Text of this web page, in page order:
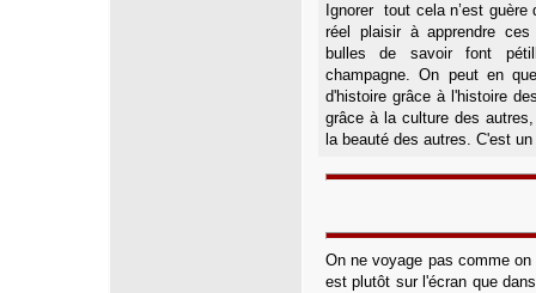
Ignorer tout cela n’est
réel plaisir à apprendre
bulles de savoir font
champagne. On peut en
d'histoire grâce à l'histoire
grâce à la culture des
la beauté des autres. C'est
On ne voyage pas comme
est plutôt sur l'écran que